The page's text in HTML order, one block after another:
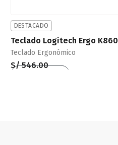
DESTACADO
Teclado Logitech Ergo K860
Teclado Ergonómico
S/546.00